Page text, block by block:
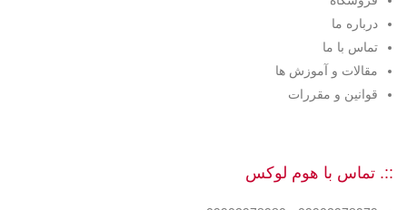
درباره ما
تماس با ما
مقالات و آموزش ها
قوانین و مقررات
::. تماس با هوم لوکس